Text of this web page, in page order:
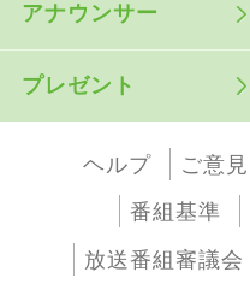
アナウンサー
プレゼント
ヘルプ ご意
番組基準
放送番組審議会